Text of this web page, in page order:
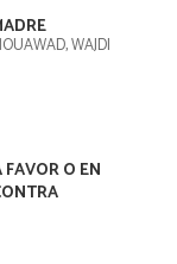
WAJDI
FAVOR O EN